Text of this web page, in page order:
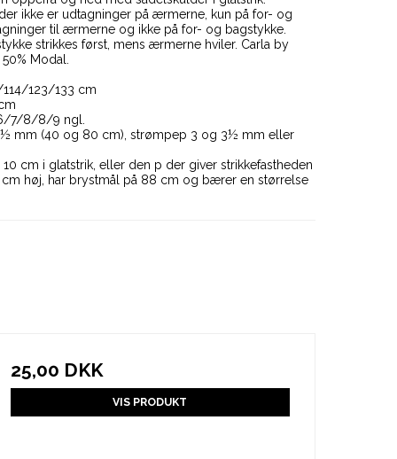
ikke er udtagninger på ærmerne, kun på for- og
til ærmerne og ikke på for- og bagstykke.
strikkes først, mens ærmerne hviler. Carla by
Modal.
123/133 cm
7/8/8/9 ngl.
mm (40 og 80 cm), strømpep 3 og 3½ mm eller
10 cm i glatstrik, eller den p der giver strikkefastheden
høj, har brystmål på 88 cm og bærer en størrelse
25,00 DKK
VIS PRODUKT